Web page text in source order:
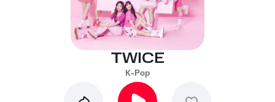
TWICE
K-Pop